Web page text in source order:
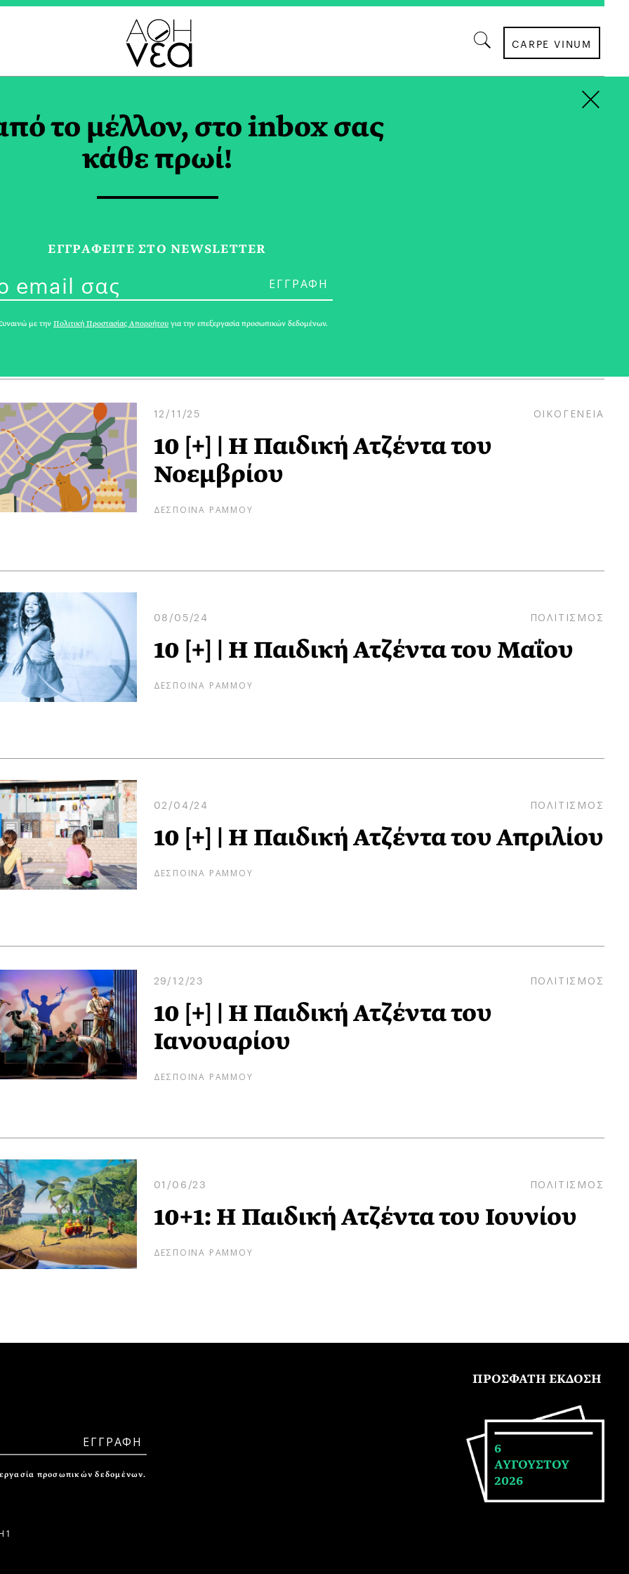
CARPE VINUM
ΕΚΔΗΛΩΣΕΙΣ TAG
Στην Παιδική Ατζέντα του Μαρτίου
Μύρισε Άνοιξη
ΔΕΣΠΟΙΝΑ ΡΑΜΜΟΥ
12/11/25 ΟΙΚΟΓΕΝΕΙΑ
10 [+] | Η Παιδική Ατζέντα του
Νοεμβρίου
ΔΕΣΠΟΙΝΑ ΡΑΜΜΟΥ
08/05/24 ΠΟΛΙΤΙΣΜΟΣ
10 [+] | Η Παιδική Ατζέντα του Μαΐου
ΔΕΣΠΟΙΝΑ ΡΑΜΜΟΥ
02/04/24 ΠΟΛΙΤΙΣΜΟΣ
10 [+] | Η Παιδική Ατζέντα του Απριλίου
ΔΕΣΠΟΙΝΑ ΡΑΜΜΟΥ
29/12/23 ΠΟΛΙΤΙΣΜΟΣ
10 [+] | Η Παιδική Ατζέντα του
Ιανουαρίου
ΔΕΣΠΟΙΝΑ ΡΑΜΜΟΥ
01/06/23 ΠΟΛΙΤΙΣΜΟΣ
10+1: Η Παιδική Ατζέντα του Ιουνίου
ΔΕΣΠΟΙΝΑ ΡΑΜΜΟΥ
προσωπικών δεδομένων.
1
ΠΡΟΣΦΑΤΗ ΕΚΔΟΣΗ
6
ΑΥΓΟΥΣΤΟΥ
2026
το μέλλον, στο inbox σας
κάθε πρωί!
ΕΓΓPΑΦΕΙΤΕ ΣΤΟ NEWSLETTER
με την Πολιτική Προστασίας Απορρήτου για την επεξεργασία προσωπικών δεδομένων.
×